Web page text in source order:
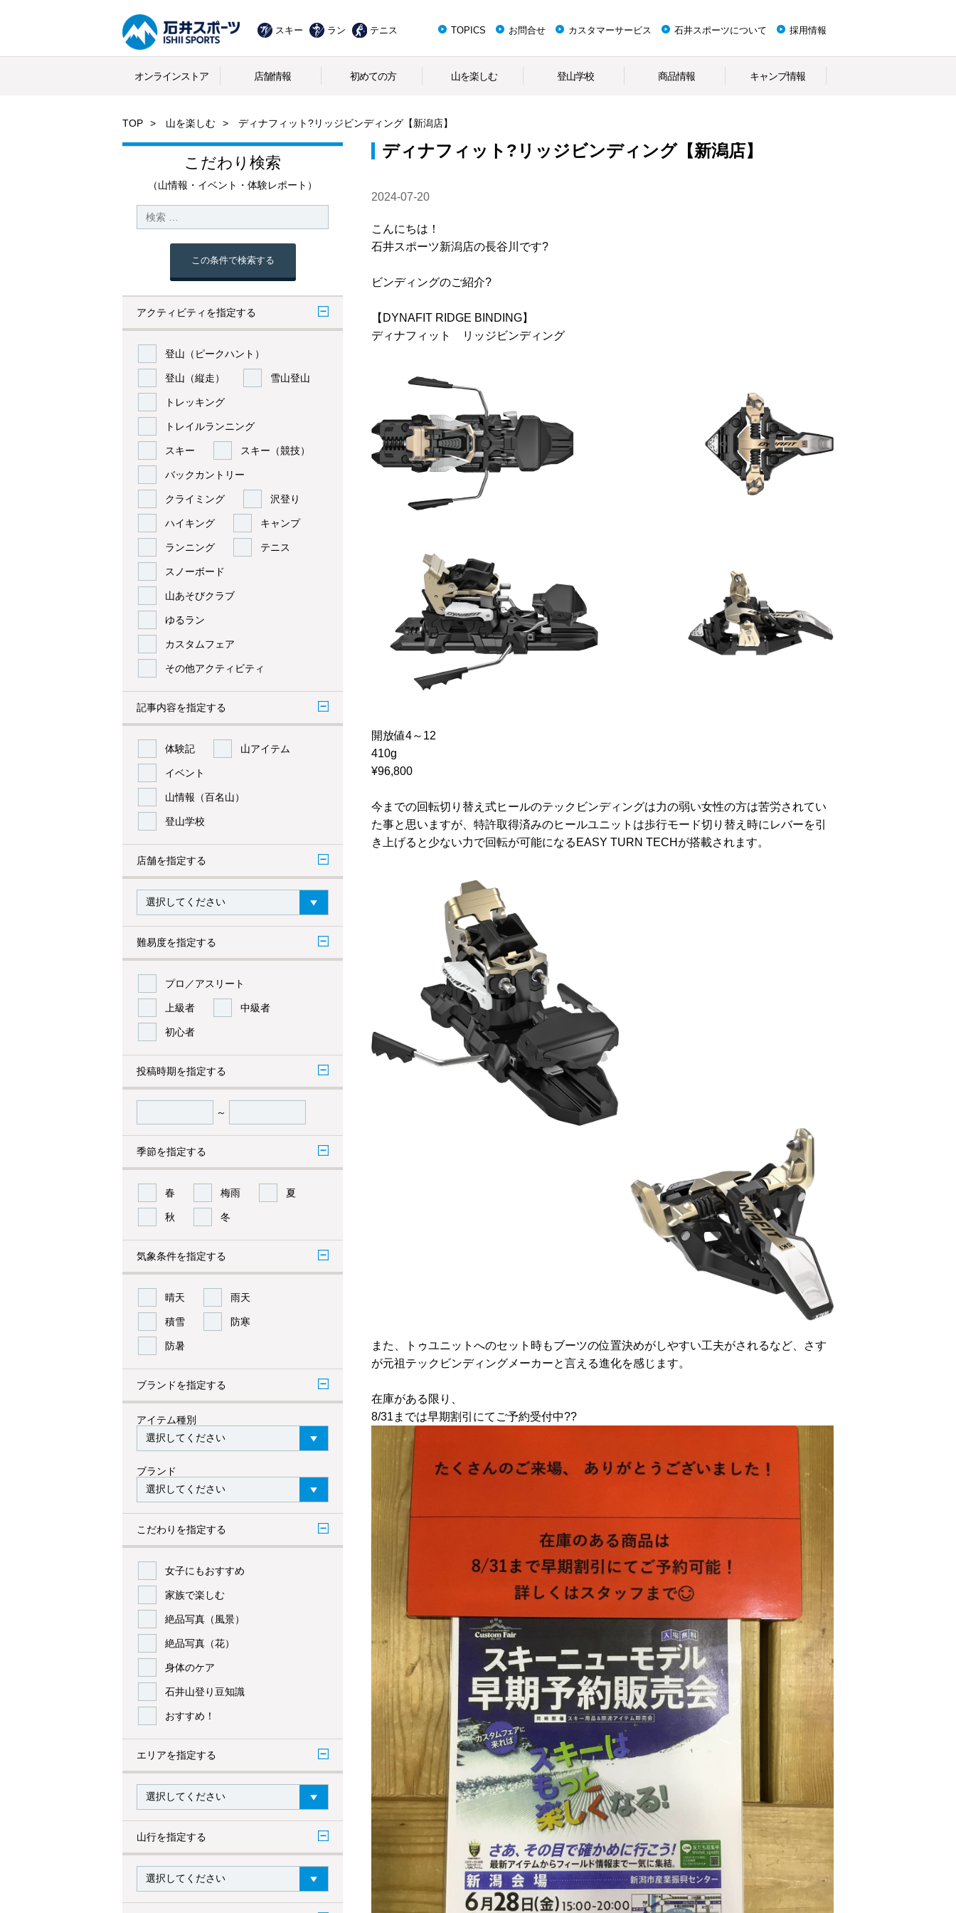
スキー ラン テニス TOPICS お問合せ カスタマーサービス 石井スポーツについて 採用情報
オンラインストア 店舗情報 初めての方 山を楽しむ 登山学校 商品情報 キャンプ情報
TOP 山を楽しむ ディナフィット?リッジビンディング【新潟店】
こだわり検索
（山情報・イベント・体験レポート）
この条件で検索する
アクティビティを指定する
登山（ピークハント）
登山（縦走） 雪山登山
トレッキング
トレイルランニング
スキー スキー（競技）
バックカントリー
クライミング 沢登り
ハイキング キャンプ
ランニング テニス
スノーボード
山あそびクラブ
ゆるラン
カスタムフェア
その他アクティビティ
記事内容を指定する
体験記 山アイテム
イベント
山情報（百名山）
登山学校
店舗を指定する
難易度を指定する
プロ／アスリート
上級者 中級者
初心者
投稿時期を指定する
～
季節を指定する
春 梅雨 夏
秋 冬
気象条件を指定する
晴天 雨天
積雪 防寒
防暑
ブランドを指定する
アイテム種別
ブランド
こだわりを指定する
女子にもおすすめ
家族で楽しむ
絶品写真（風景）
絶品写真（花）
身体のケア
石井山登り豆知識
おすすめ！
エリアを指定する
山行を指定する
ディナフィット?リッジビンディング【新潟店】
2024-07-20
こんにちは！
石井スポーツ新潟店の長谷川です?
ビンディングのご紹介?
【DYNAFIT RIDGE BINDING】
ディナフィット リッジビンディング
開放値4～12
410g
¥96,800
今までの回転切り替え式ヒールのテックビンディングは力の弱い女性の方は苦労されてい
た事と思いますが、特許取得済みのヒールユニットは歩行モード切り替え時にレバーを引
き上げると少ない力で回転が可能になるEASY TURN TECHが搭載されます。
また、トゥユニットへのセット時もブーツの位置決めがしやすい工夫がされるなど、さす
が元祖テックビンディングメーカーと言える進化を感じます。
在庫がある限り、
8/31までは早期割引にてご予約受付中??